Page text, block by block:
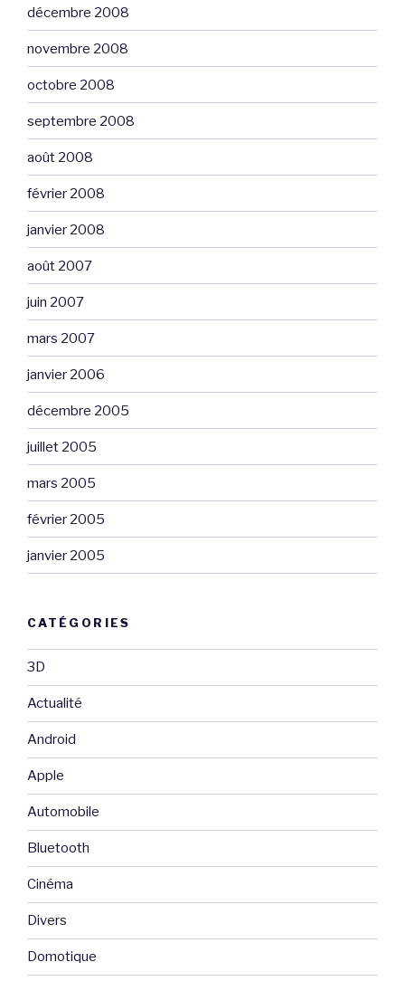
décembre 2008
novembre 2008
octobre 2008
septembre 2008
août 2008
février 2008
janvier 2008
août 2007
juin 2007
mars 2007
janvier 2006
décembre 2005
juillet 2005
mars 2005
février 2005
janvier 2005
CATÉGORIES
3D
Actualité
Android
Apple
Automobile
Bluetooth
Cinéma
Divers
Domotique